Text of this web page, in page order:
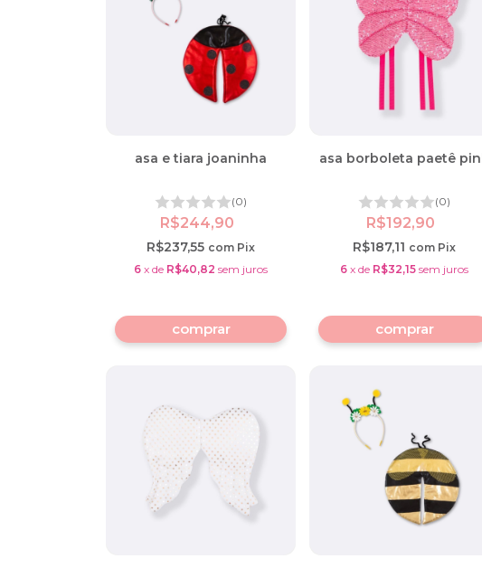
asa e tiara joaninha
(0)
R$244,90
R$237,55 com Pix
6 x de R$40,82 sem juros
asa borboleta paetê
(0)
R$192,90
R$187,11 com Pix
6 x de R$32,15 sem juros
comprar